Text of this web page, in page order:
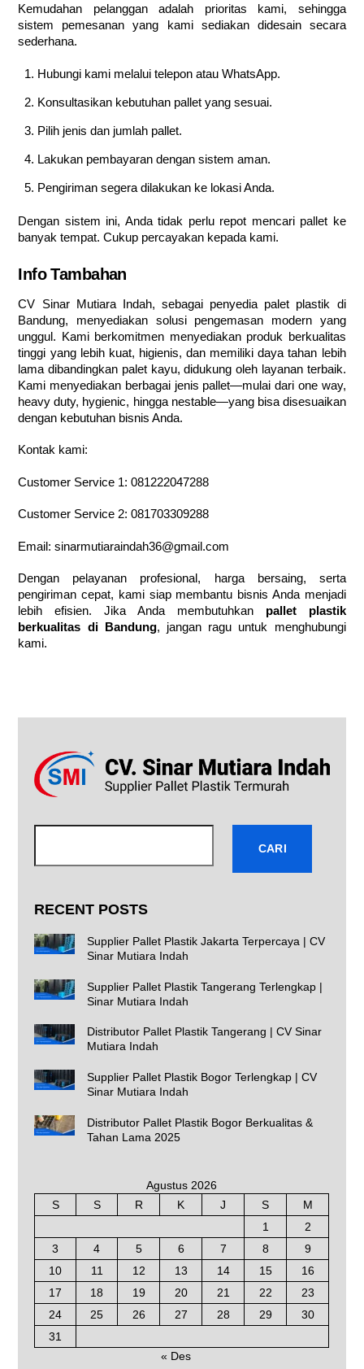
Kemudahan pelanggan adalah prioritas kami, sehingga
sistem pemesanan yang kami sediakan didesain secara
sederhana.
Hubungi kami melalui telepon atau WhatsApp.
Konsultasikan kebutuhan pallet yang sesuai.
Pilih jenis dan jumlah pallet.
Lakukan pembayaran dengan sistem aman.
Pengiriman segera dilakukan ke lokasi Anda.
Dengan sistem ini, Anda tidak perlu repot mencari pallet ke
banyak tempat. Cukup percayakan kepada kami.
Info Tambahan
CV Sinar Mutiara Indah, sebagai penyedia palet plastik di
Bandung, menyediakan solusi pengemasan modern yang
unggul. Kami berkomitmen menyediakan produk berkualitas
tinggi yang lebih kuat, higienis, dan memiliki daya tahan lebih
lama dibandingkan palet kayu, didukung oleh layanan terbaik.
Kami menyediakan berbagai jenis pallet—mulai dari one way,
heavy duty, hygienic, hingga nestable—yang bisa disesuaikan
dengan kebutuhan bisnis Anda.
Kontak kami:
Customer Service 1:081222047288
Customer Service 2:081703309288
Email:sinarmutiaraindah36@gmail.com
Dengan pelayanan profesional, harga bersaing, serta
pengiriman cepat, kami siap membantu bisnis Anda menjadi
lebih efisien. Jika Anda membutuhkan pallet plastik
berkualitas di Bandung, jangan ragu untuk menghubungi
kami.
CARI
RECENT POSTS
Supplier Pallet Plastik Jakarta Terpercaya | CV
Sinar Mutiara Indah
Supplier Pallet Plastik Tangerang Terlengkap |
Sinar Mutiara Indah
Distributor Pallet Plastik Tangerang | CV Sinar
Mutiara Indah
Supplier Pallet Plastik Bogor Terlengkap | CV
Sinar Mutiara Indah
Distributor Pallet Plastik Bogor Berkualitas &
Tahan Lama 2025
Agustus 2026
S
S R K J S
M
1
2
3
4 5 6 7 8
9
10
11 12 13 14 15
16
17
18 19 20 21 22
23
24
25 26 27 28 29
30
31
« Des